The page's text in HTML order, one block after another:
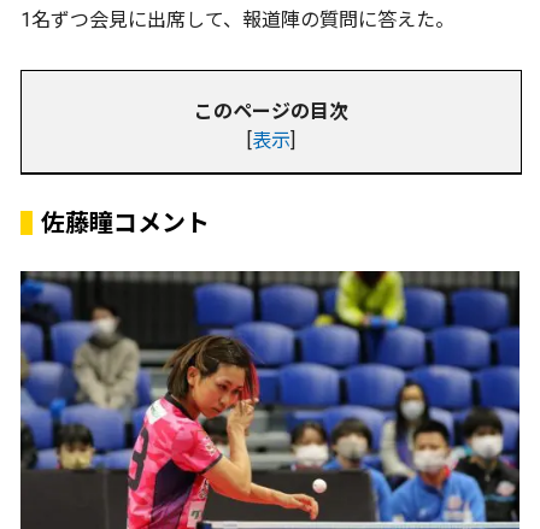
1名ずつ会見に出席して、報道陣の質問に答えた。
このページの目次
[表示]
佐藤瞳コメント